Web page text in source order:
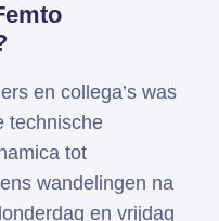
en collega’s was
technische
tot
wandelingen na
en vrijdag